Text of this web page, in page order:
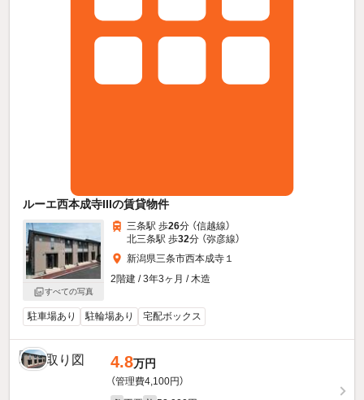
ルーエ西本成寺IIIの賃貸物件
すべての写真
三条駅 歩26分 （信越線）
北三条駅 歩32分 （弥彦線）
新潟県三条市西本成寺１
2階建 / 3年3ヶ月 / 木造
駐車場あり 駐輪場あり 宅配ボックス
4.8万円
（管理費4,100円）